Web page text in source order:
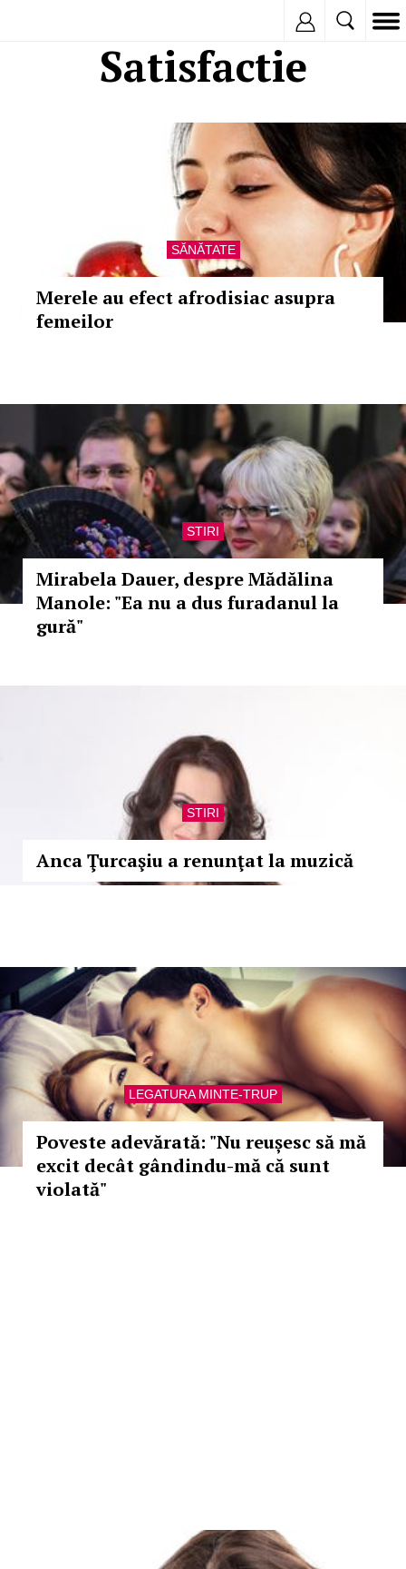
Satisfactie
SĂNĂTATE
Merele au efect afrodisiac asupra
femeilor
STIRI
Mirabela Dauer, despre Mădălina
Manole: "Ea nu a dus furadanul la
gură"
STIRI
Anca Ţurcaşiu a renunţat la muzică
LEGATURA MINTE-TRUP
Poveste adevărată: "Nu reușesc să mă
excit decât gândindu-mă că sunt
violată"